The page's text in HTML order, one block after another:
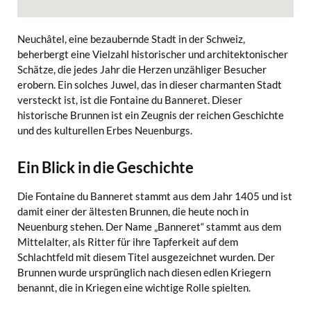
Neuchâtel, eine bezaubernde Stadt in der Schweiz,
beherbergt eine Vielzahl historischer und architektonischer
Schätze, die jedes Jahr die Herzen unzähliger Besucher
erobern. Ein solches Juwel, das in dieser charmanten Stadt
versteckt ist, ist die Fontaine du Banneret. Dieser
historische Brunnen ist ein Zeugnis der reichen Geschichte
und des kulturellen Erbes Neuenburgs.
Ein Blick in die Geschichte
Die Fontaine du Banneret stammt aus dem Jahr 1405 und ist
damit einer der ältesten Brunnen, die heute noch in
Neuenburg stehen. Der Name „Banneret“ stammt aus dem
Mittelalter, als Ritter für ihre Tapferkeit auf dem
Schlachtfeld mit diesem Titel ausgezeichnet wurden. Der
Brunnen wurde ursprünglich nach diesen edlen Kriegern
benannt, die in Kriegen eine wichtige Rolle spielten.